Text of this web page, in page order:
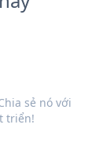
sẻ nó với
triển!